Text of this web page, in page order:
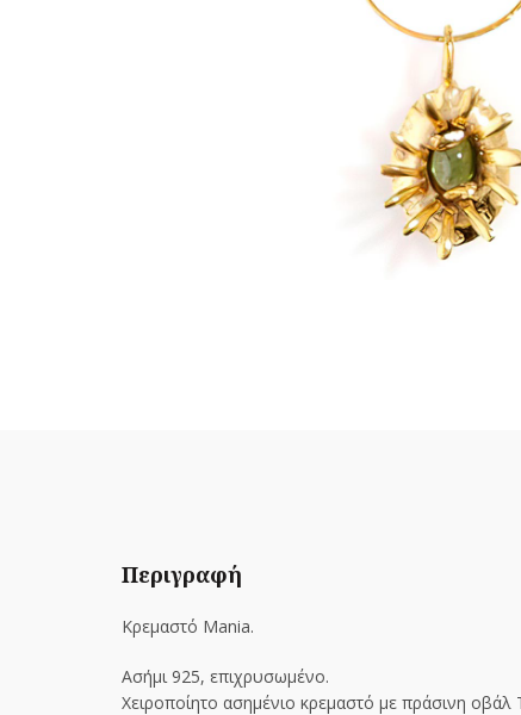
Περιγραφή
Κρεμαστό Mania.
Ασήμι 925, επιχρυσωμένο.
Χειροποίητο ασημένιο κρεμαστό με πράσινη